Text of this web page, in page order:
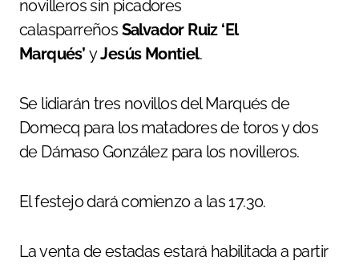
novilleros sin picadores
calasparreños Salvador Ruiz ‘El
Marqués’ yJesús Montiel.
Se lidiarán tres novillos del Marqués de
Domecq para los matadores de toros y dos
de Dámaso González para los novilleros.
El festejo dará comienzo a las 17.30.
La venta de estadas estará habilitada a partir